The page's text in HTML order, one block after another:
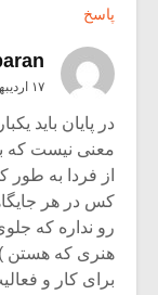
پاسخ
۱۷ اردیبهشت ۱۳۸۷ در ۱:۵۲ ب٫ظ
در پایان باید
معنی نیست که
از فردا به
کس در هر
رو نداره که
هنری که هستن
برای کار و